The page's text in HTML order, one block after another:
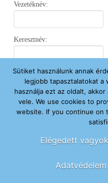
Vezetéknév:
Keresztnév:
Email:
Elfogadom az Adatvédelmi
Sütiket használunk annak
legjobb tapasztalatokat a
használja ezt az oldalt,
vele. We use cookies to
website. If you continue on
Elégedett